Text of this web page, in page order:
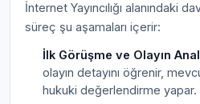
İnternet Yayıncılığı alanındaki
süreç şu aşamaları içerir:
İlk Görüşme ve Olayın
olayın detayını öğrenir,
hukuki değerlendirme yapar.